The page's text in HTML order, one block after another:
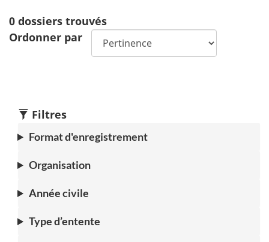
0 dossiers trouvés
Ordonner par
Filtres
Format d'enregistrement
Organisation
Année civile
Type d’entente